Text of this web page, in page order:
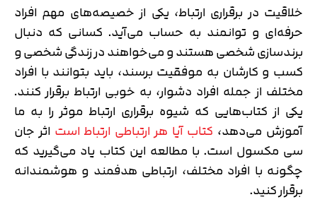
خلاقیت در برقراری ارتباط، یکی از خصیصه‌های مهم افراد
حرفه‌ای و توانمند به حساب می‌آید. کسانی که دنبال
برندسازی شخصی هستند و می‌خواهند در زندگی شخصی و
کسب و کارشان به موفقیت برسند، باید بتوانند با افراد
مختلف از جمله افراد دشوار، به خوبی ارتباط برقرار کنند.
یکی از کتاب‌هایی که شیوه برقراری ارتباط موثر را به ما
آموزش می‌دهد، کتاب آیا هر ارتباطی ارتباط است اثر جان
سی مکسول است. با مطالعه این کتاب یاد می‌گیرید که
چگونه با افراد مختلف، ارتباطی هدفمند و هوشمندانه
برقرار کنید.